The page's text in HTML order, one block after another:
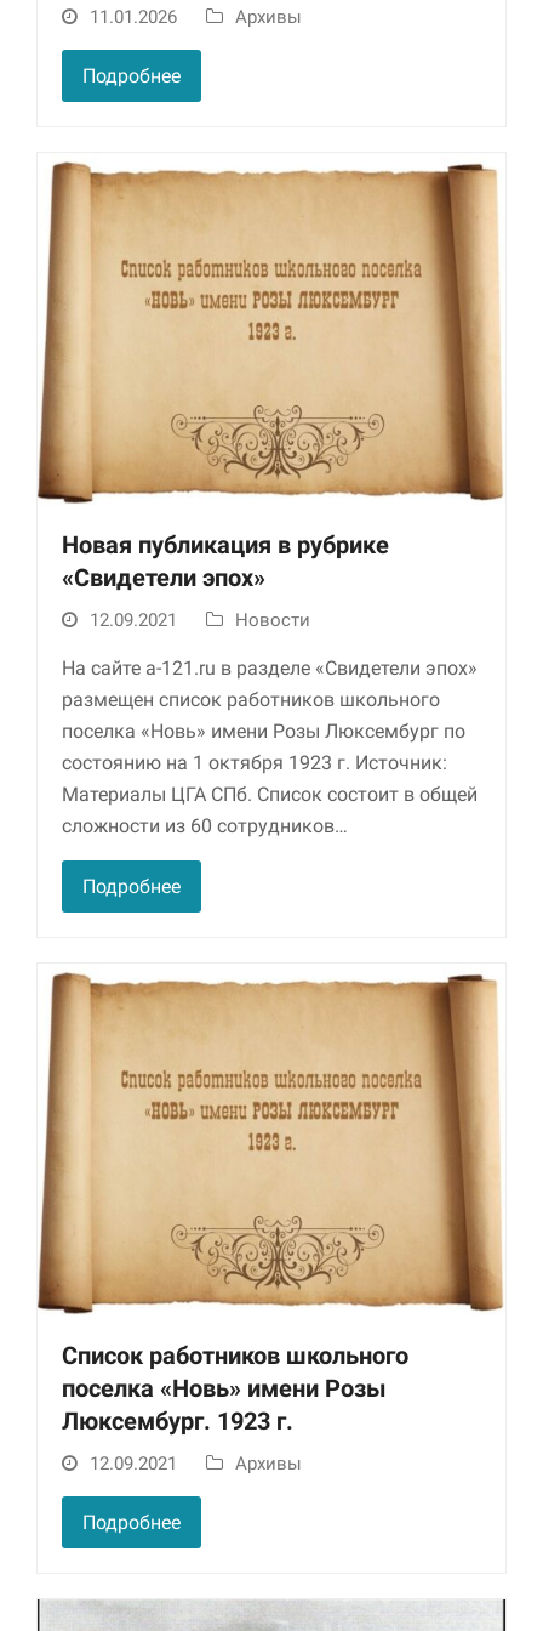
11.01.2026 Архивы
Подробнее
Новая публикация в рубрике
«Свидетели эпох»
12.09.2021 Новости
На сайте a-121.ru в разделе «Свидетели эпох»
размещен список работников школьного
поселка «Новь» имени Розы Люксембург по
состоянию на 1 октября 1923 г. Источник:
Материалы ЦГА СПб. Список состоит в общей
сложности из 60 сотрудников…
Подробнее
Список работников школьного
поселка «Новь» имени Розы
Люксембург. 1923 г.
12.09.2021 Архивы
Подробнее
посещения нашего
сайта, вы повышаете
персонализированный
контент и
предложения.